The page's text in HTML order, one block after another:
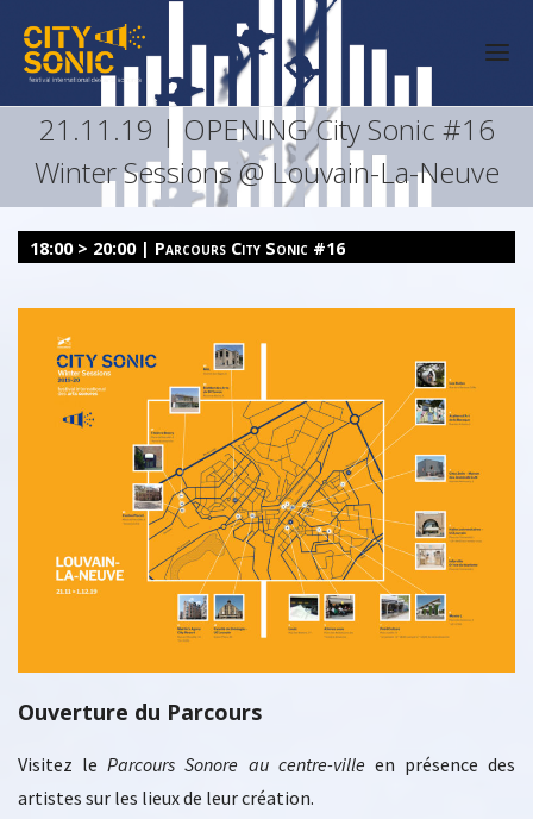
21.11.19 | OPENING City Sonic #16
Winter Sessions @ Louvain-La-Neuve
18:00 > 20:00 | Parcours City Sonic #16
Ouverture du Parcours
Visitez leParcours Sonore au centre-villeen présence des
artistes sur les lieux de leur création.